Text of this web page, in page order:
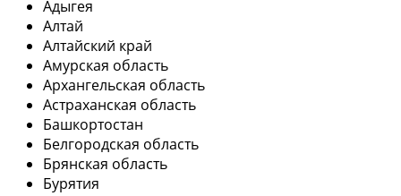
Адыгея
Алтай
Алтайский край
Амурская область
Архангельская область
Астраханская область
Башкортостан
Белгородская область
Брянская область
Бурятия